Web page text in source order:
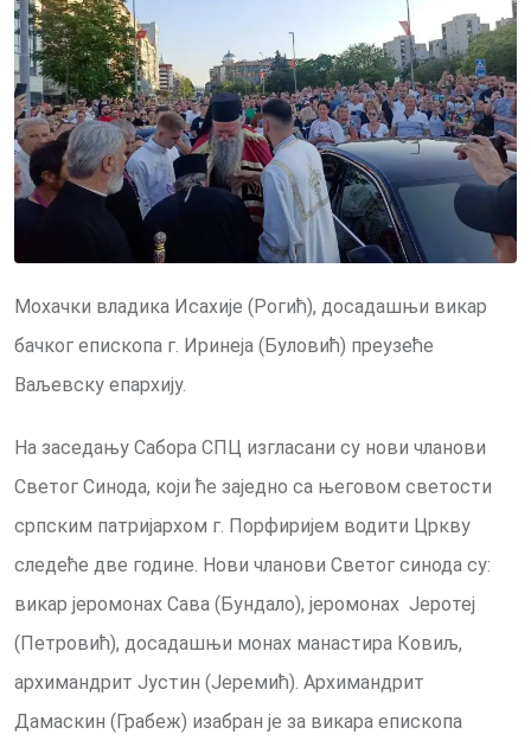
Мохачки владика Исахије (Рогић), досадашњи викар
бачког епископа г. Иринеја (Буловић) преузеће
Ваљевску епархију.
На заседању Сабора СПЦ изгласани су нови чланови
Светог Синода, који ће заједно са његовом светости
српским патријархом г. Порфиријем водити Цркву
следеће две године. Нови чланови Светог синода су:
викар јеромонах Сава (Бундало), јеромонах Јеротеј
(Петровић), досадашњи монах манастира Ковиљ,
архимандрит Јустин (Јеремић). Архимандрит
Дамаскин (Грабеж) изабран је за викара епископа